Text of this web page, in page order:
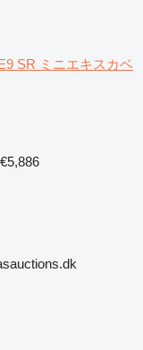
SR ミニエキスカベ